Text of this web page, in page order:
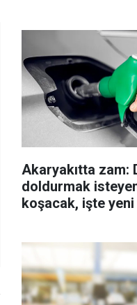
Akaryakıtta zam:
doldurmak
koşacak, işte